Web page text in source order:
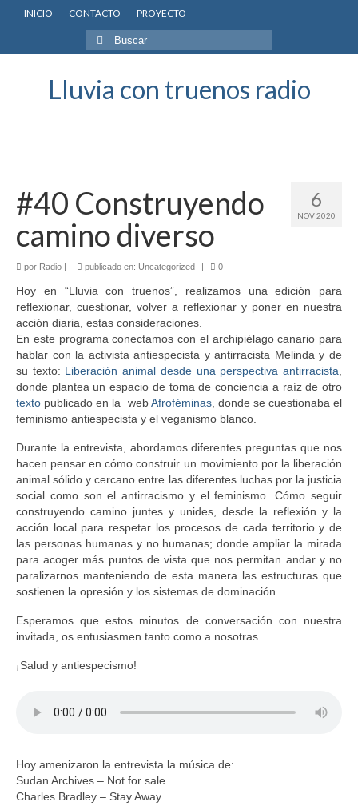
INICIO CONTACTO PROYECTO
Buscar
por:
Lluvia con truenos radio
6
NOV 2020
#40 Construyendo
camino diverso
por Radio | publicado en: Uncategorized | 0
Hoy en “Lluvia con truenos”, realizamos una edición para
reflexionar, cuestionar, volver a reflexionar y poner en nuestra
acción diaria, estas consideraciones.
En este programa conectamos con el archipiélago canario para
hablar con la activista antiespecista y antirracista Melinda y de
su texto: Liberación animal desde una perspectiva antirracista
donde plantea un espacio de toma de conciencia a raíz de otro
texto publicado en la webAfroféminas, donde se cuestionaba el
feminismo antiespecista y el veganismo blanco.
Durante la entrevista, abordamos diferentes preguntas que nos
hacen pensar en cómo construir un movimiento por la liberación
animal sólido y cercano entre las diferentes luchas por la justicia
social como son el antirracismo y el feminismo. Cómo seguir
construyendo camino juntes y unides, desde la reflexión y la
acción local para respetar los procesos de cada territorio y de
las personas humanas y no humanas; donde ampliar la mirada
para acoger más puntos de vista que nos permitan andar y no
paralizarnos manteniendo de esta manera las estructuras que
sostienen la opresión y los sistemas de dominación.
Esperamos que estos minutos de conversación con nuestra
invitada, os entusiasmen tanto como a nosotras.
¡Salud y antiespecismo!
Hoy amenizaron la entrevista la música de:
Sudan Archives – Not for sale.
Charles Bradley – Stay Away.